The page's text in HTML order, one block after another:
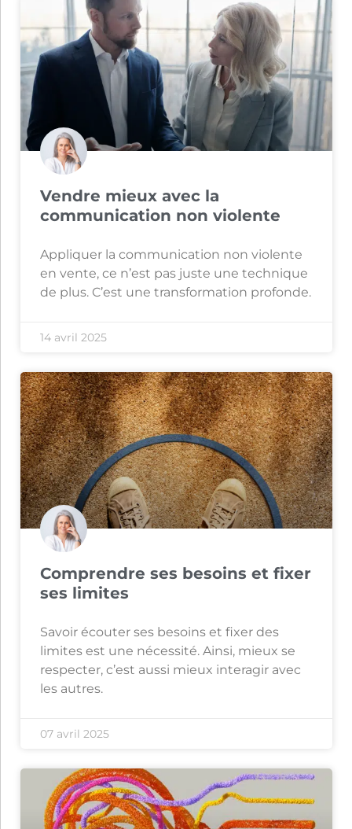
Vendre mieux avec la
communication non violente
Appliquer la communication non violente
en vente, ce n’est pas juste une technique
de plus. C’est une transformation profonde.
14 avril 2025
Comprendre ses besoins et fixer
ses limites
Savoir écouter ses besoins et fixer des
limites est une nécessité. Ainsi, mieux se
respecter, c’est aussi mieux interagir avec
les autres.
07 avril 2025